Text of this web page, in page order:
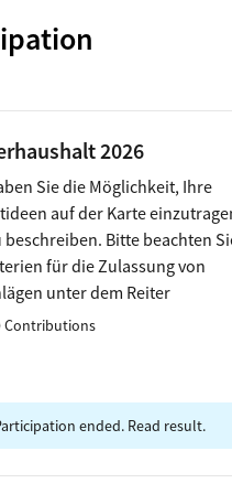
2026
Sie die Möglichkeit, Ihre
auf der Karte
beschreiben. Bitte beachten
für die Zulassung von
unter dem Reiter
Die Beschreibung sollte
Fotos können, falls
unten hochgeladen
für die Einreichung Ihrer Idee
30. April 2025.
Contributions
ended. Read result.